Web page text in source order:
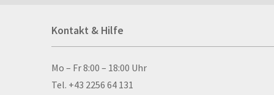
Allwetterplakate
Kontakt & Hilfe
Kontakt & Hilfe
Mo – Fr 8:00 – 18:00 Uhr
Tel. +43 2256 64 131